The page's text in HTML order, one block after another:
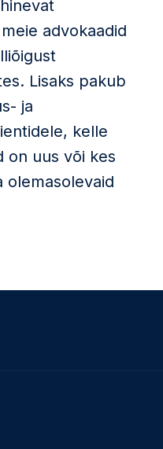
advokaadid
Lisaks pakub
ja
kelle
on uus või kes
olemasolevaid